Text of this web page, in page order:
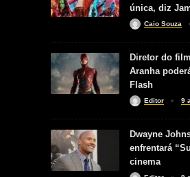
única, diz
Caio Souza
Diretor do
Aranha
Flash
Editor 9
Dwayne
enfrentará
cinema